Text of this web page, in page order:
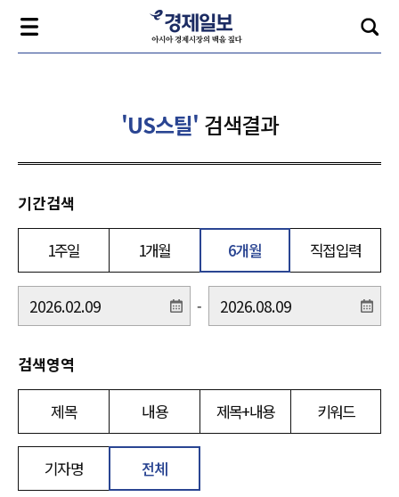
'US스틸' 검색결과
기간검색
1주일 1개월 6개월 직접입력
-
검색영역
제목 내용 제목+내용 키워드
기자명 전체